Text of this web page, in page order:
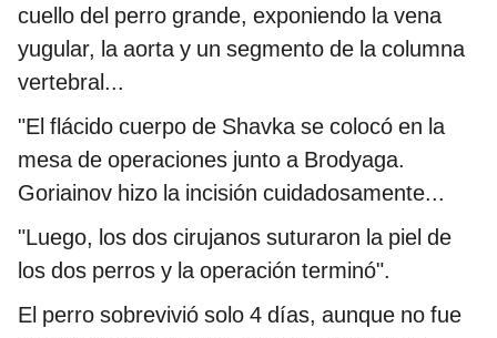
cuello del perro grande, exponiendo la vena
yugular, la aorta y un segmento de la columna
vertebral...
"El flácido cuerpo de Shavka se colocó en la
mesa de operaciones junto a Brodyaga.
Goriainov hizo la incisión cuidadosamente...
"Luego, los dos cirujanos suturaron la piel de
los dos perros y la operación terminó".
El perro sobrevivió solo 4 días, aunque no fue